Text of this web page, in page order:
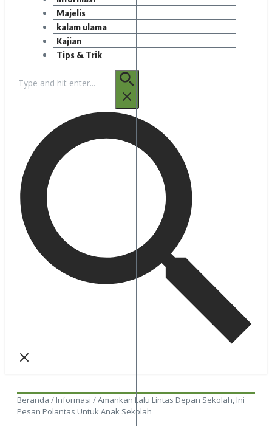
Majelis
kalam ulama
Kajian
Tips & Trik
untuk:
Beranda / Informasi /Amankan Lalu Lintas Depan Sekolah, Ini
Pesan Polantas Untuk Anak Sekolah